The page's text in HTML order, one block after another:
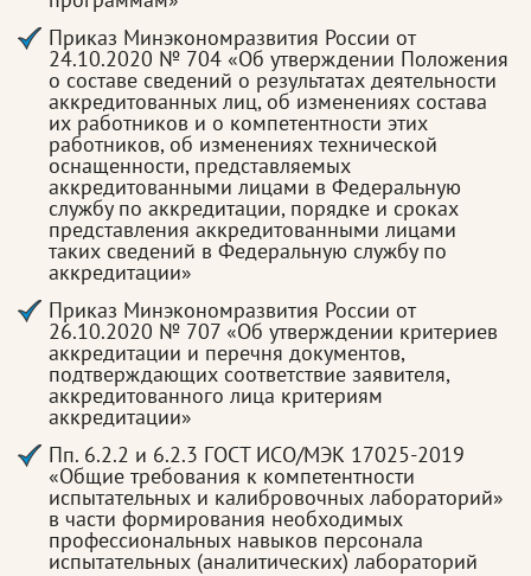
Приказ Минэкономразвития России от
24.10.2020 № 704 «Об утверждении Положения
о составе сведений о результатах деятельности
аккредитованных лиц, об изменениях состава
их работников и о компетентности этих
работников, об изменениях технической
оснащенности, представляемых
аккредитованными лицами в Федеральную
службу по аккредитации, порядке и сроках
представления аккредитованными лицами
таких сведений в Федеральную службу по
аккредитации»
Приказ Минэкономразвития России от
26.10.2020 № 707 «Об утверждении критериев
аккредитации и перечня документов,
подтверждающих соответствие заявителя,
аккредитованного лица критериям
аккредитации»
Пп. 6.2.2 и 6.2.3 ГОСТ ИСО/МЭК 17025-2019
«Общие требования к компетентности
испытательных и калибровочных лабораторий»
в части формирования необходимых
профессиональных навыков персонала
испытательных (аналитических) лабораторий